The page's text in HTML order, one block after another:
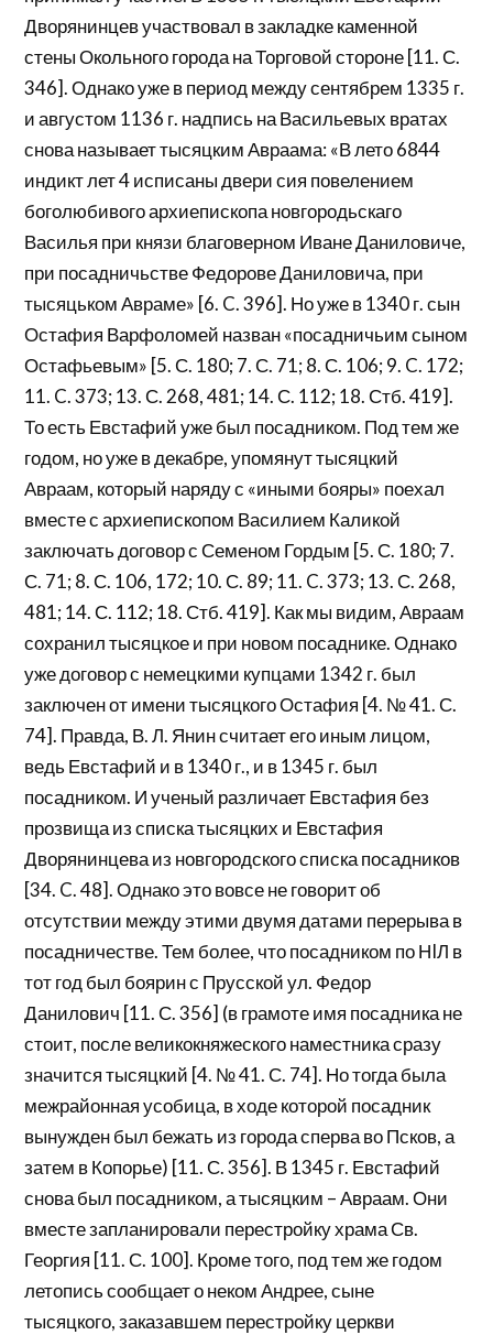
Дворянинцев участвовал в закладке каменной
стены Окольного города на Торговой стороне [11. С.
346]. Однако уже в период между сентябрем 1335 г.
и августом 1136 г. надпись на Васильевых вратах
снова называет тысяцким Авраама: «В лето 6844
индикт лет 4 исписаны двери сия повелением
боголюбивого архиепископа новгородьскаго
Василья при князи благоверном Иване Даниловиче,
при посадничьстве Федорове Даниловича, при
тысяцьком Авраме» [6. C. 396]. Но уже в 1340 г. сын
Остафия Варфоломей назван «посадничьим сыном
Остафьевым» [5. С. 180; 7. С. 71; 8. С. 106; 9. C. 172;
11. C. 373; 13. С. 268, 481; 14. С. 112; 18. Стб. 419].
То есть Евстафий уже был посадником. Под тем же
годом, но уже в декабре, упомянут тысяцкий
Авраам, который наряду с «иными бояры» поехал
вместе с архиепископом Василием Каликой
заключать договор с Семеном Гордым [5. С. 180; 7.
С. 71; 8. С. 106, 172; 10. С. 89; 11. C. 373; 13. С. 268,
481; 14. С. 112; 18. Стб. 419]. Как мы видим, Авраам
сохранил тысяцкое и при новом посаднике. Однако
уже договор с немецкими купцами 1342 г. был
заключен от имени тысяцкого Остафия [4. № 41. С.
74]. Правда, В. Л. Янин считает его иным лицом,
ведь Евстафий и в 1340 г., и в 1345 г. был
посадником. И ученый различает Евстафия без
прозвища из списка тысяцких и Евстафия
Дворянинцева из новгородского списка посадников
[34. C. 48]. Однако это вовсе не говорит об
отсутствии между этими двумя датами перерыва в
посадничестве. Тем более, что посадником по НIЛ в
тот год был боярин с Прусской ул. Федор
Данилович [11. С. 356] (в грамоте имя посадника не
стоит, после великокняжеского наместника сразу
значится тысяцкий [4. № 41. С. 74]. Но тогда была
межрайонная усобица, в ходе которой посадник
вынужден был бежать из города сперва во Псков, а
затем в Копорье) [11. С. 356]. В 1345 г. Евстафий
снова был посадником, а тысяцким – Авраам. Они
вместе запланировали перестройку храма Св.
Георгия [11. С. 100]. Кроме того, под тем же годом
летопись сообщает о неком Андрее, сыне
тысяцкого, заказавшем перестройку церкви